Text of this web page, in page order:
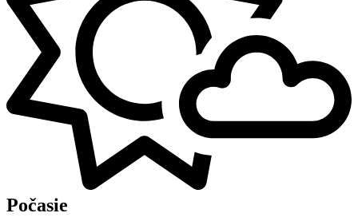
Počasie